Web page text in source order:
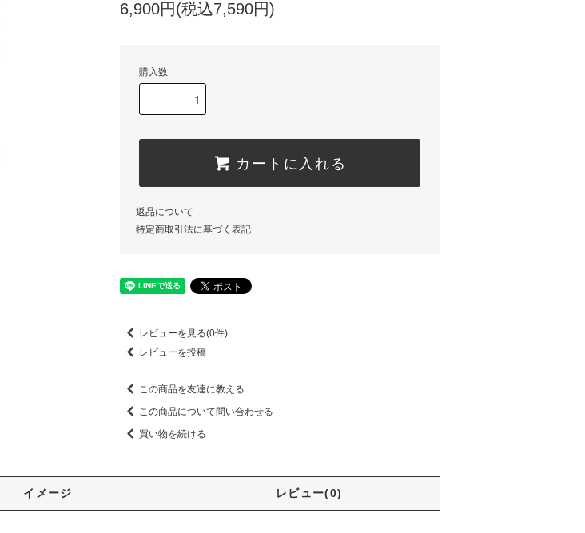
6,900円(税込7,590円)
購入数
カートに入れる
返品について
特定商取引法に基づく表記
レビューを見る(0件)
レビューを投稿
この商品を友達に教える
この商品について問い合わせる
買い物を続ける
イメージ レビュー(0)